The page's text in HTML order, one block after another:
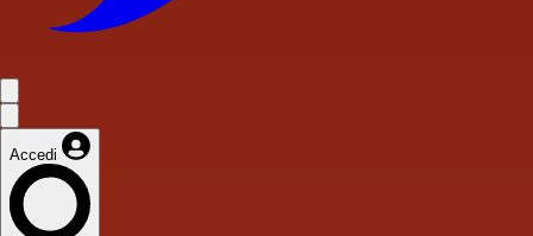
Accedi